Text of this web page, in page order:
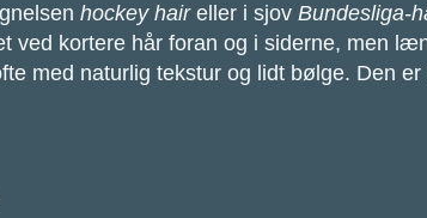
hockey haireller i sjov Bundesliga-
ved kortere hår foran og i siderne, men
med naturlig tekstur og lidt bølge. Den